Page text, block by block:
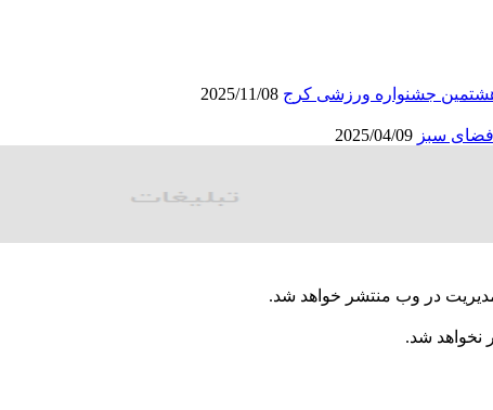
جشنواره ورزشی کرج
فضای سبز
در وب منتشر خواهد شد.
نخواهد شد.